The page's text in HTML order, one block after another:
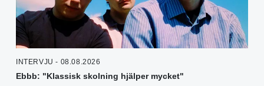
INTERVJU - 08.08.2026
Ebbb: "Klassisk skolning hjälper mycket"